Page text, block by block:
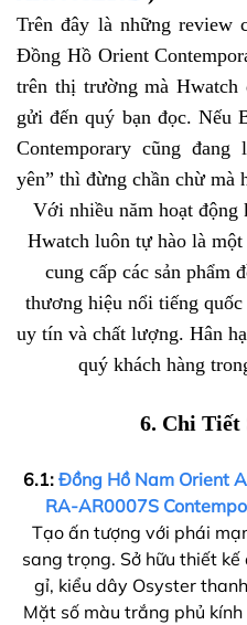
Trên đây là những review
Đồng Hồ Orient
trên thị trường mà Hwatch
gửi đến quý bạn đọc. Nếu
Contemporary cũng
yên” thì đừng chần chừ mà
Với nhiều năm hoạt
Hwatch luôn tự hào là
cung cấp các sản phẩm
thương hiệu nổi tiếng
uy tín và chất lượng. Hân
quý khách hàng
6. Chi Tiết
6.1:Đồng Hồ Nam Orient
RA-AR0007S
Tạo ấn tượng với phái
sang trọng. Sở hữu thiết
gỉ, kiểu dây Osyster
Mặt số màu trắng phủ